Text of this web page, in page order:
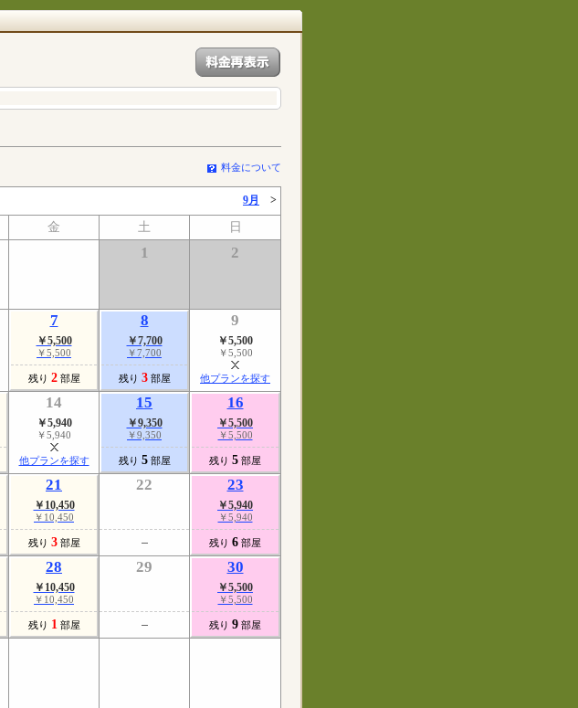
料金について
9月 >
金 土 日
1 2
7
￥5,500
￥5,500
残り 2 部屋
8
￥7,700
￥7,700
残り 3 部屋
9
￥5,500
￥5,500
他プランを探す
14
￥5,940
￥5,940
他プランを探す
15
￥9,350
￥9,350
残り 5 部屋
16
￥5,500
￥5,500
残り 5 部屋
21
￥10,450
￥10,450
残り 3 部屋
22 23
￥5,940
￥5,940
残り 6 部屋
28
￥10,450
￥10,450
残り 1 部屋
29 30
￥5,500
￥5,500
残り 9 部屋